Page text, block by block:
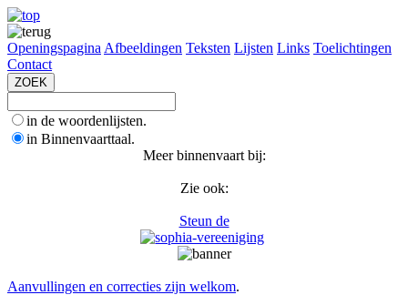
Openingspagina Afbeeldingen Teksten Lijsten Links Toelichtingen
Contact
in de woordenlijsten.
in Binnenvaarttaal.
Meer binnenvaart bij:
Zie ook:
Steun de
Aanvullingen en correcties zijn welkom.